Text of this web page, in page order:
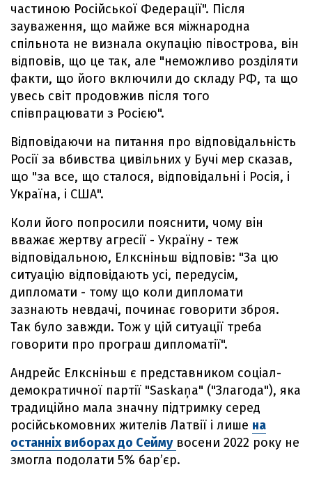
частиною Російської Федерації". Після
зауваження, що майже вся міжнародна
спільнота не визнала окупацію півострова, він
відповів, що це так, але "неможливо розділяти
факти, що його включили до складу РФ, та що
увесь світ продовжив після того
співпрацювати з Росією".
Відповідаючи на питання про відповідальність
Росії за вбивства цивільних у Бучі мер сказав,
що "за все, що сталося, відповідальні і Росія, і
Україна, і США".
Коли його попросили пояснити, чому він
вважає жертву агресії - Україну - теж
відповідальною, Елксніньш відповів: "За цю
ситуацію відповідають усі, передусім,
дипломати - тому що коли дипломати
зазнають невдачі, починає говорити зброя.
Так було завжди. Тож у цій ситуації треба
говорити про програш дипломатії".
Андрейс Елксніньш є представником соціал-
демократичної партії "Saskaņa" ("Злагода"), яка
традиційно мала значну підтримку серед
російськомовних жителів Латвії і лише на
останніх виборах до Сейму восени 2022 року не
змогла подолати 5% бар’єр.